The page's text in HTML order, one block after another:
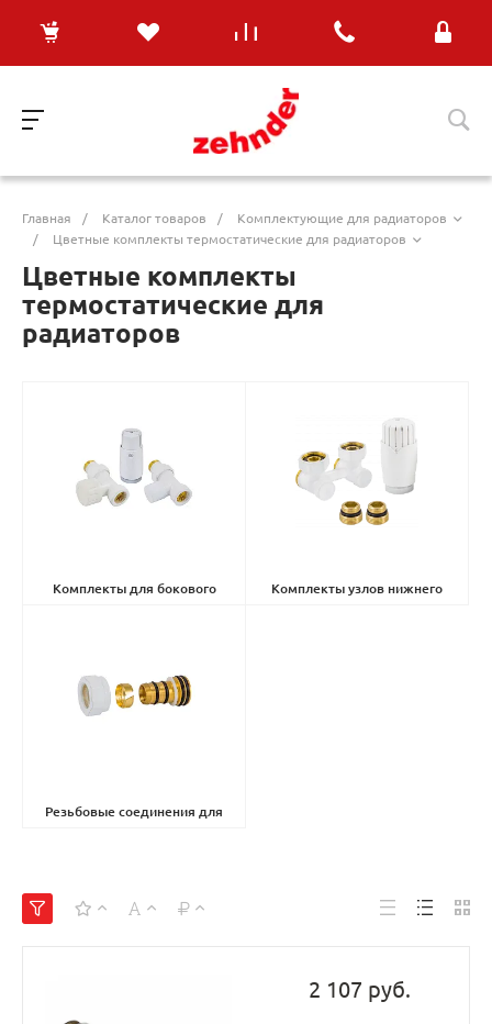
Главная / Каталог товаров /
Комплектующие для радиаторов
/
Цветные комплекты термостатические для радиаторов
Цветные комплекты
термостатические для
радиаторов
Комплекты для бокового
Комплекты узлов нижнего
Резьбовые соединения для
2 107 руб.